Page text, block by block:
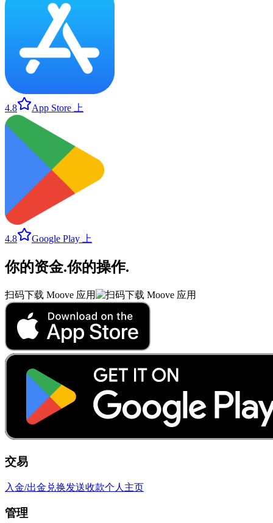
4.8 App Store 上
4.8 Google Play 上
你的资金.你的操作.
扫码下载 Moove 应用
交易
入金/出金 兑换发送收款个人主页
管理